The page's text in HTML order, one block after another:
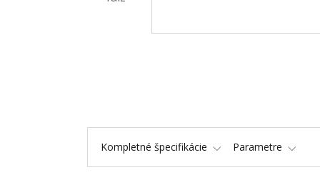
Kompletné špecifikácie Parametre